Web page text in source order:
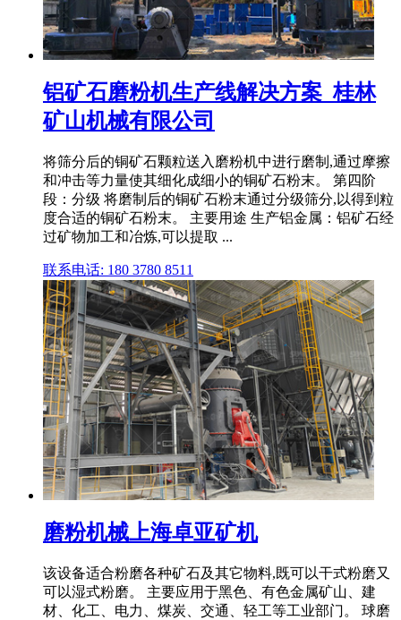
铝矿石磨粉机生产线解决方案_桂林
矿山机械有限公司
将筛分后的铜矿石颗粒送入磨粉机中进行磨制,通过摩擦
和冲击等力量使其细化成细小的铜矿石粉末。 第四阶
段：分级 将磨制后的铜矿石粉末通过分级筛分,以得到粒
度合适的铜矿石粉末。 主要用途 生产铝金属：铝矿石经
过矿物加工和冶炼,可以提取 ...
联系电话: 180 3780 8511
磨粉机械上海卓亚矿机
该设备适合粉磨各种矿石及其它物料,既可以干式粉磨又
可以湿式粉磨。 主要应用于黑色、有色金属矿山、建
材、化工、电力、煤炭、交通、轻工等工业部门。 球磨